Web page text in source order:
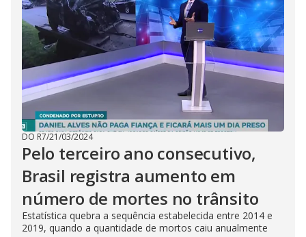
DO R7/21/03/2024
Pelo terceiro ano consecutivo,
Brasil registra aumento em
número de mortes no trânsito
Estatística quebra a sequência estabelecida entre 2014 e
2019, quando a quantidade de mortos caiu anualmente